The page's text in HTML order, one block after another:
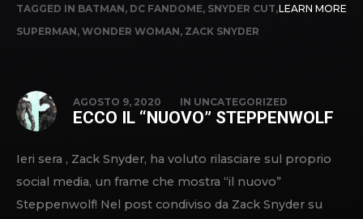
TAGGED IN BATMAN, DC FANDOME, SNYDER CUT,
SUPERMAN, WONDER WOMAN, ZACK SNYDER
LEARN MORE
AGOSTO 9, 2020 IN UNCATEGORIZED
ECCO IL “NUOVO” STEPPENWOLF
Ieri sera , Zack Snyder, ha voluto rilasciare sul proprio
social media, un frame che mostra “il nuovo”
Steppenwolf! Nel post condiviso da Zack Snyder su